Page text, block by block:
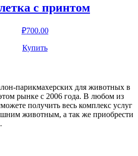
с принтом
₽700.00
Купить
парикмахерских для животных в
рынке с 2006 года. В любом из
получить весь комплекс услуг
животным, а так же приобрести